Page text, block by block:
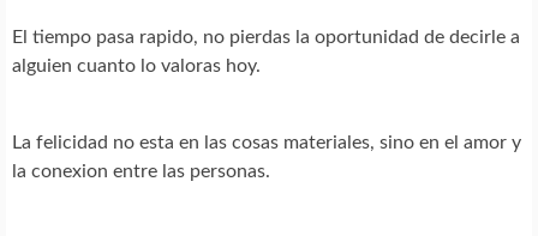
El tiempo pasa rapido, no pierdas la oportunidad de decirle a
alguien cuanto lo valoras hoy.
La felicidad no esta en las cosas materiales, sino en el amor y
la conexion entre las personas.